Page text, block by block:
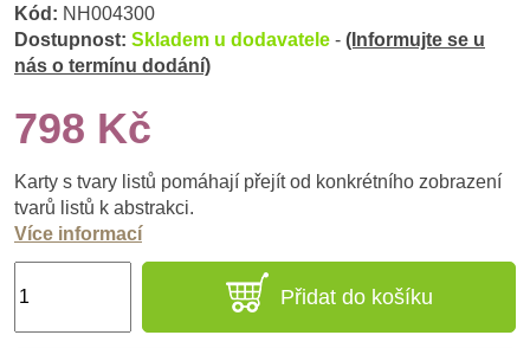
Kód: NH004300
Dostupnost: Skladem u dodavatele - (Informujte se u
nás o termínu dodání)
798 Kč
Karty s tvary listů pomáhají přejít od konkrétního zobrazení
tvarů listů k abstrakci.
Více informací
Přidat do košíku